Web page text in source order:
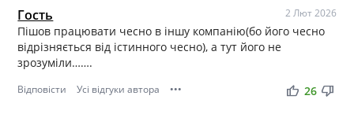
Гость 2 Лют 2026
Пішов працювати чесно в іншу компанію(бо його чесно
відрізняється від істинного чесно), а тут його не
зрозуміли…….
Відповісти Усі відгуки автора ••• thumb_up thumb_down
26